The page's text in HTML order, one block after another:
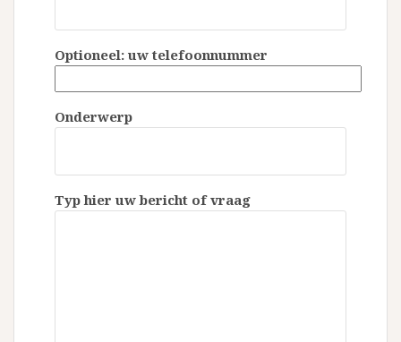
Optioneel: uw telefoonnummer
Onderwerp
Typ hier uw bericht of vraag